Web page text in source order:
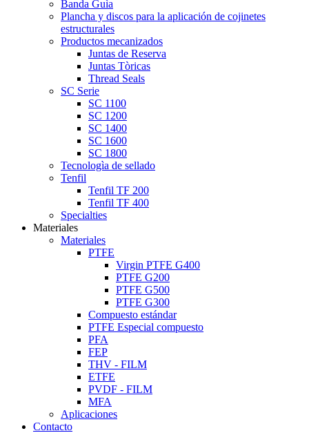
Banda Guìa
Plancha y discos para la aplicación de cojinetes
estructurales
Productos mecanizados
Juntas de Reserva
Juntas Tòricas
Thread Seals
SC Serie
SC 1100
SC 1200
SC 1400
SC 1600
SC 1800
Tecnologìa de sellado
Tenfil
Tenfil TF 200
Tenfil TF 400
Specialties
Materiales
Materiales
PTFE
Virgin PTFE G400
PTFE G200
PTFE G500
PTFE G300
Compuesto estándar
PTFE Especial compuesto
PFA
FEP
THV - FILM
ETFE
PVDF - FILM
MFA
Aplicaciones
Contacto